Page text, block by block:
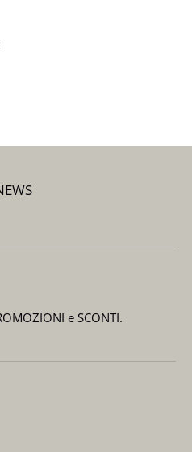
e SCONTI.